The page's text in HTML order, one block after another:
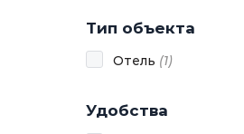
Тип объекта
Отель (1)
Удобства